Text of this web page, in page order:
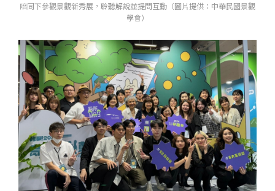
陪同下參觀景觀新秀展，聆聽解說並提問互動（圖片提供：中華民國景觀
學會）